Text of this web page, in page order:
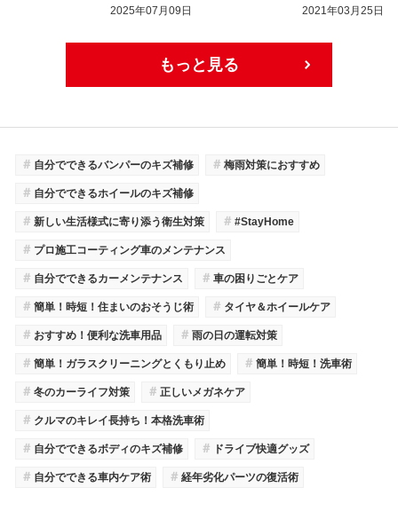
2025年07月09日 2021年03月25日
もっと見る
＃ 自分でできるバンパーのキズ補修 ＃ 梅雨対策におすすめ
＃ 自分でできるホイールのキズ補修
＃ 新しい生活様式に寄り添う衛生対策 ＃ #StayHome
＃ プロ施工コーティング車のメンテナンス
＃ 自分でできるカーメンテナンス ＃ 車の困りごとケア
＃ 簡単！時短！住まいのおそうじ術 ＃ タイヤ＆ホイールケア
＃ おすすめ！便利な洗車用品 ＃ 雨の日の運転対策
＃ 簡単！ガラスクリーニングとくもり止め ＃ 簡単！時短！洗車術
＃ 冬のカーライフ対策 ＃ 正しいメガネケア
＃ クルマのキレイ長持ち！本格洗車術
＃ 自分でできるボディのキズ補修 ＃ ドライブ快適グッズ
＃ 自分でできる車内ケア術 ＃ 経年劣化パーツの復活術